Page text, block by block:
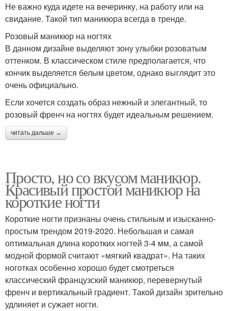
Не важно куда идете на вечеринку, на работу или на
свидание. Такой тип маникюра всегда в тренде.
Розовый маникюр на ногтях
В данном дизайне выделяют зону улыбки розоватым
оттенком. В классическом стиле предполагается, что
кончик выделяется белым цветом, однако выглядит это
очень официально.
Если хочется создать образ нежный и элегантный, то
розовый френч на ногтях будет идеальным решением.
читать дальше →
Просто, но со вкусом маникюр.
Красивый простой маникюр на
короткие ногти
Короткие ногти признаны очень стильным и изысканно-
простым трендом 2019-2020. Небольшая и самая
оптимальная длина коротких ногтей 3-4 мм, а самой
модной формой считают «мягкий квадрат». На таких
ноготках особенно хорошо будет смотреться
классический французский маникюр, перевернутый
френч и вертикальный градиент. Такой дизайн зрительно
удлиняет и сужает ногти.